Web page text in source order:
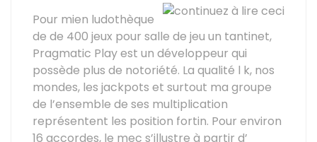
Pour mien ludothèque
de de 400 jeux pour salle de jeu un tantinet,
Pragmatic Play est un développeur qui
possède plus de notoriété. La qualité l k, nos
mondes, les jackpots et surtout ma groupe
de l’ensemble de ses multiplication
représentent les position fortin. Pour environ
16 accordes, le mec s’illustre à partir d’